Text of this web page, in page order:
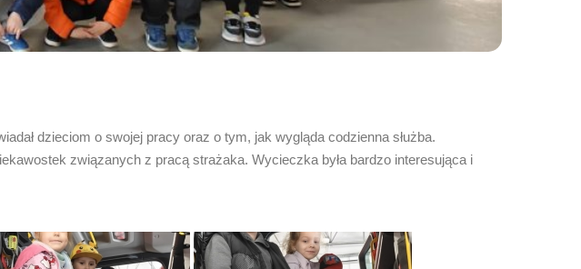
dzieciom o swojej pracy oraz o tym, jak wygląda codzienna służba.
związanych z pracą strażaka. Wycieczka była bardzo interesująca i